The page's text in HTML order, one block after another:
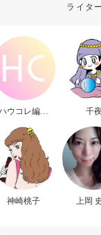
ライタ
ウコレ編集
千
神崎桃子 上岡